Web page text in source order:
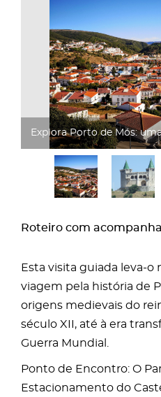
Explora Porto de Mós
Roteiro com
Esta visita guiada leva-o
viagem pela história de
origens medievais do
século XII, até à era
Guerra Mundial.
Ponto de Encontro: O
Estacionamento do